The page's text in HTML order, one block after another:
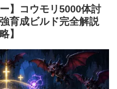
】コウモリ5000体討
育成ビルド完全解説
】